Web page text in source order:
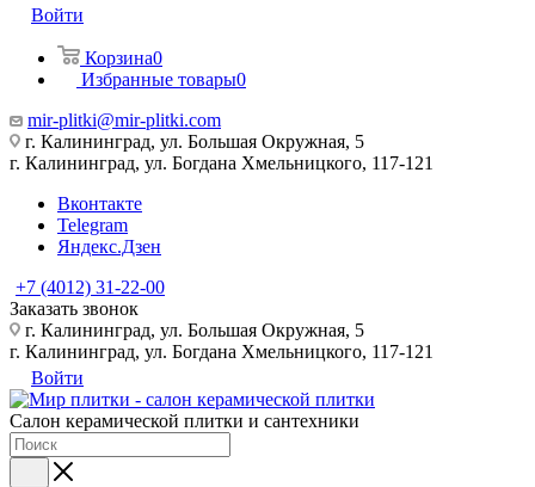
Войти
Корзина0
Избранные товары0
mir-plitki@mir-plitki.com
г. Калининград, ул. Большая Окружная, 5
г. Калининград, ул. Богдана Хмельницкого, 117-121
Вконтакте
Telegram
Яндекс.Дзен
+7 (4012) 31-22-00
Заказать звонок
г. Калининград, ул. Большая Окружная, 5
г. Калининград, ул. Богдана Хмельницкого, 117-121
Войти
Салон керамической плитки и сантехники